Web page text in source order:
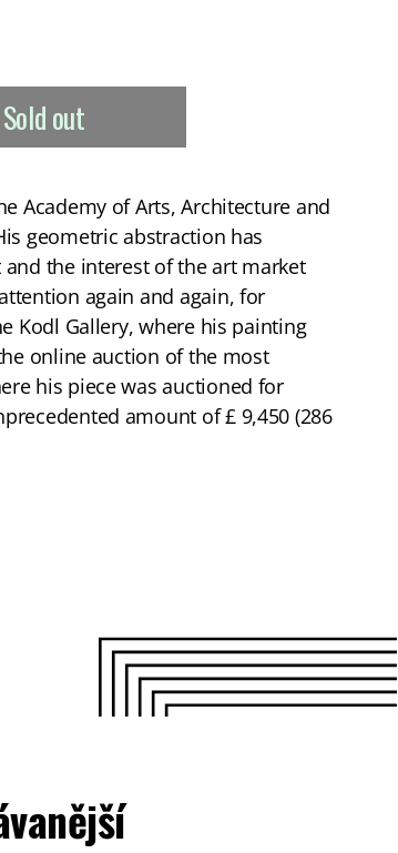
Sold out
Academy of Arts, Architecture and
geometric abstraction has
the interest of the art market
again and again, for
Kodl Gallery, where his painting
online auction of the most
his piece was auctioned for
amount of £ 9,450 (286